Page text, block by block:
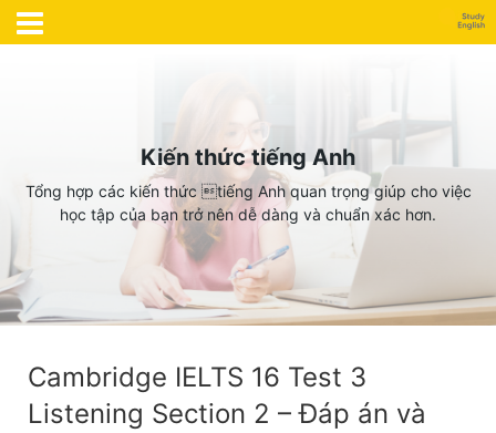
Kiến thức tiếng Anh
Tổng hợp các kiến thức tiếng Anh quan trọng giúp cho việc
học tập của bạn trở nên dễ dàng và chuẩn xác hơn.
Cambridge IELTS 16 Test 3
Listening Section 2 – Đáp án và